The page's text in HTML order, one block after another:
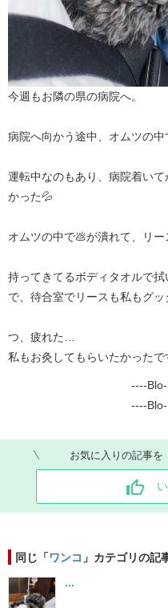
今週もお隣の県の病院へ。
病院へ向かう途中、オムツの中
運転中なのもあり、病院着い
かった💦
オムツの中で💩が潰れて、リ
持ってきてるボディタオルで
で、待合室でリースも私もグッ
つ、疲れた…
私もお灸してもらいたかったで
----
----
お気に入りの記事を
同じ「ワンコ 」カテゴリの記
…